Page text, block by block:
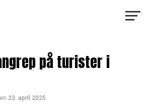
på turister i
23. april 2025